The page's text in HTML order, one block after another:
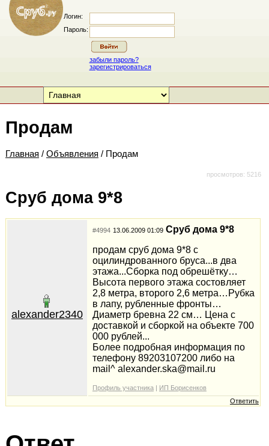
Логин:
Пароль:
забыли пароль?
зарегистрироваться
Продам
Главная / Объявления / Продам
просмотров: 5216
Сруб дома 9*8
alexander2340
#4994 13.06.2009 01:09Сруб дома 9*8
продам сруб дома 9*8 с
оцилиндрованного бруса...в два
этажа...Сборка под обрешётку…
Высота первого этажа состовляет
2,8 метра, второго 2,6 метра…Рубка
в лапу, рубленные фронты…
Диаметр бревна 22 см… Цена с
доставкой и сборкой на объекте 700
000 рублей...
Более подробная информация по
телефону 89203107200 либо на
mail^ alexander.ska@mail.ru
Профиль участника| ИП Борисенков
Ответить